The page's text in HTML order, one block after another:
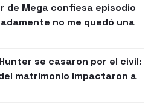
de Mega confiesa episodio
no me quedó una
se casaron por el civil:
matrimonio impactaron a